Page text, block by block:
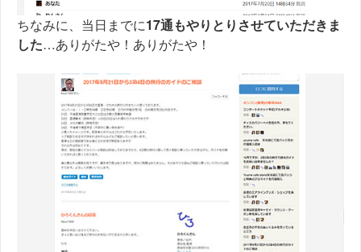
ちなみに、当日までに17通もやりとりさせていただきま
した…ありがたや！ありがたや！